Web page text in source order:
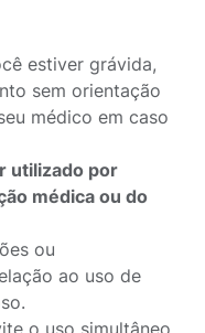
estiver grávida,
sem orientação
médico em caso
utilizado por
médica ou do
ou
ao uso de
o uso simultâneo